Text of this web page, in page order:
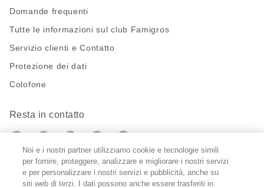
Domande frequenti
Tutte le informazioni sul club Famigros
Servizio clienti e Contatto
Protezione dei dati
Colofone
Resta in contatto
https://twitter.com/migros?
https://www.youtube.com/user/
PinterestInstagram
Impostazioni cookie
Noi e i nostri partner utilizziamo cookie e tecnologie simili
per fornire, proteggere, analizzare e migliorare i nostri servizi
e per personalizzare i nostri servizi e pubblicità, anche su
siti web di terzi. I dati possono anche essere trasferiti in